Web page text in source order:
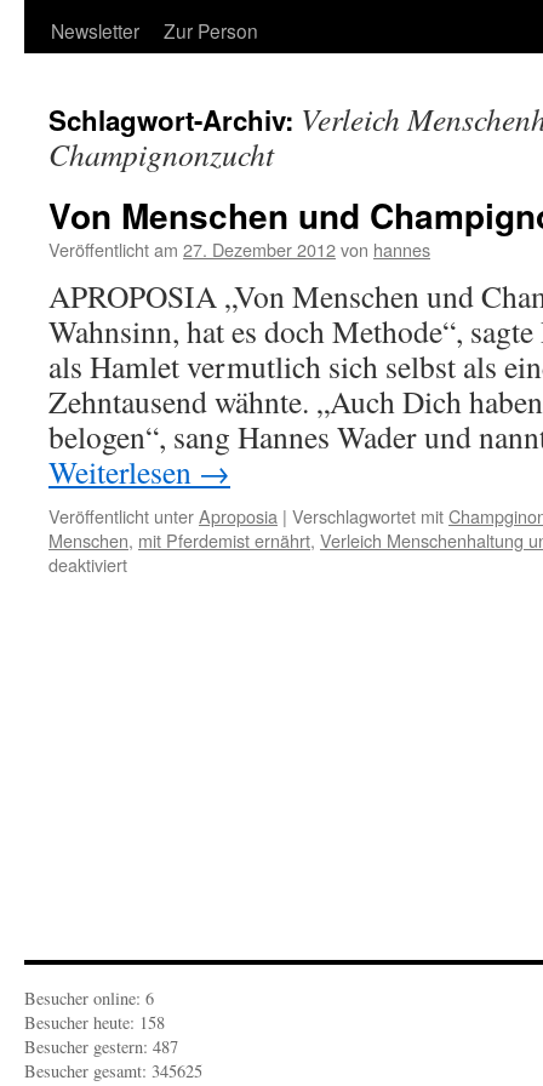
Newsletter
Zur Person
Schlagwort-Archiv: Verleich
Champignonzucht
Von Menschen und
Veröffentlicht am 27. Dezember 2012von hannes
APROPOSIA „Von Menschen und
Wahnsinn, hat es doch Methode“,
als Hamlet vermutlich sich selbst als
Zehntausend wähnte. „Auch Dich
belogen“, sang Hannes Wader und
Weiterlesen →
Veröffentlicht unterAproposia | Verschlagwortet mit
Menschen, mit Pferdemist ernährt, Verleich Menschenhaltung
deaktiviertfür
Besucher online: 6
Besucher heute: 158
Besucher gestern: 487
Besucher gesamt: 345625